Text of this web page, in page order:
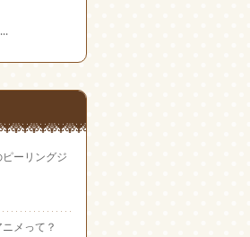
ーリングジ
メって？